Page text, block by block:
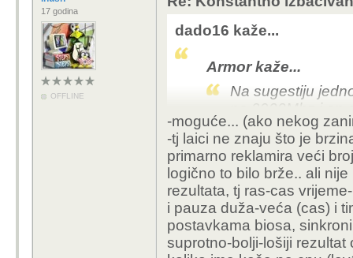
17 godina
OFFLINE
dado16 kaže...
Armor kaže...
Na sugestiju
na 2933Mhz i
dva dana.
ovo mi nema smisla,
na manjem.... al aj daj
-moguće... (ako nekog
-tj laici ne znaju što je
primarno reklamira veći
logično to bilo brže.. ali
rezultata, tj ras-cas
i pauza duža-veća (cas) i
postavkama biosa,
suprotno-bolji-lošiji